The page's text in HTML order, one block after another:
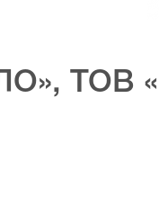
ТОВ